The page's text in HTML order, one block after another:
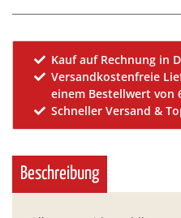
Kauf auf Rechnung in
Versandkostenfreie
einem Bestellwert von
Schneller Versand &
Beschreibung